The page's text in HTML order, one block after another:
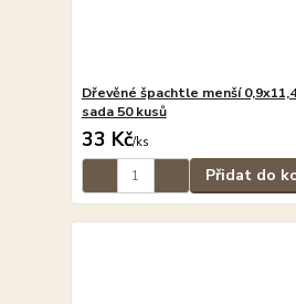
Dřevěné špachtle menší
sada 50 kusů
33 Kč/ks
Přidat do